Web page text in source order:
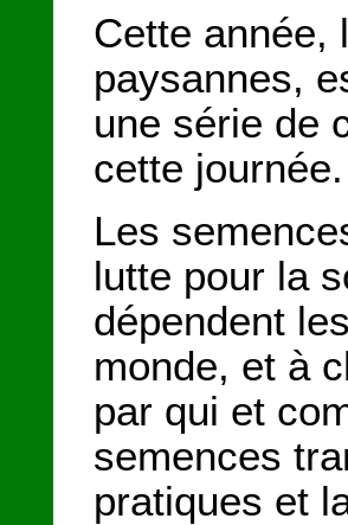
Cette année,
paysannes,
une série de
cette journée.
Les
lutte pour la
dépendent
monde, et à
par qui et
semences
pratiques et